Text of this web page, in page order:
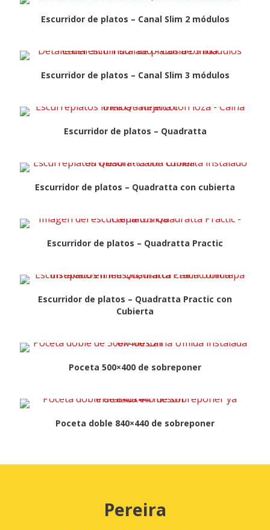
Escurridor de platos – Canal Slim 2 módulos
Escurridor de platos – Canal Slim 3 módulos
Escurridor de platos – Quadratta
Escurridor de platos – Quadratta con cubierta
Escurridor de platos – Quadratta Practic
Escurridor de platos – Quadratta Practic con
Cubierta
Poceta 500×400 de sobreponer
Poceta doble 840×440 de sobreponer
Pereira